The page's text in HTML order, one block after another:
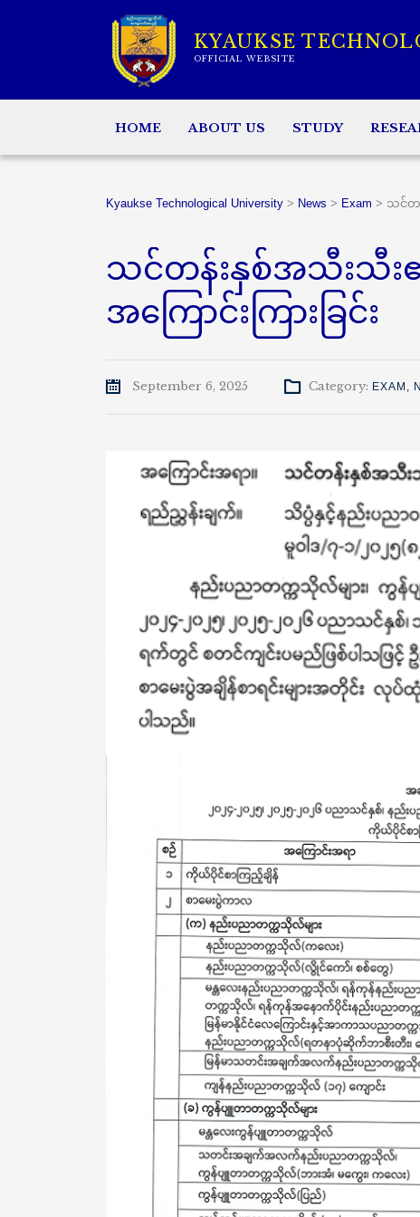
KYAUKSE
OFFICIAL WEBSITE
HOME ABOUT US STUDY
Kyaukse Technological University > News > Exam > သင်တ
သင်တန်းနှစ်အသီးသီး
အကြောင်းကြားခြင်း
September 6, 2025 Category: EXAM ,